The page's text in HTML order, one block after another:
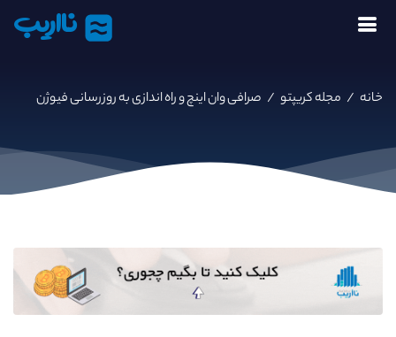
نااریب
خانه / مجله کریپتو / صرافی وان‌ اینچ و راه‌ اندازی به‌ روزرسانی فیوژن